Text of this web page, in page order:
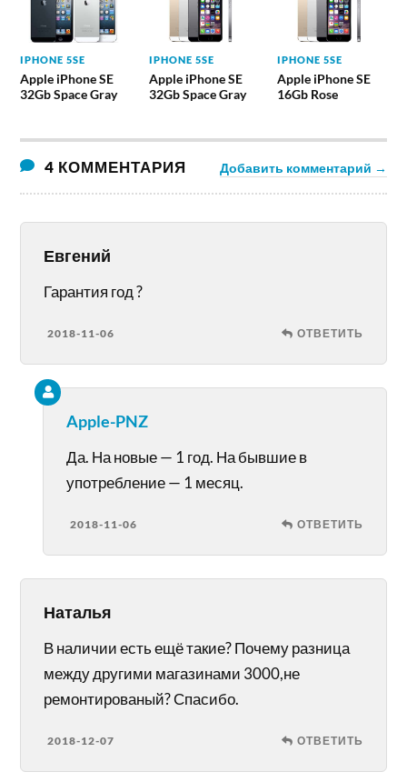
IPHONE 5SE
Apple iPhone SE
32Gb Space Gray
IPHONE 5SE
Apple iPhone SE
32Gb Space Gray
IPHONE 5SE
Apple iPhone SE
16Gb Rose
4 КОММЕНТАРИЯ Добавить комментарий →
Евгений
Гарантия год ?
2018-11-06 ОТВЕТИТЬ
Apple-PNZ
Да. На новые — 1 год. На бывшие в
употребление — 1 месяц.
2018-11-06 ОТВЕТИТЬ
Наталья
В наличии есть ещё такие? Почему разница
между другими магазинами 3000,не
ремонтированый? Спасибо.
2018-12-07 ОТВЕТИТЬ